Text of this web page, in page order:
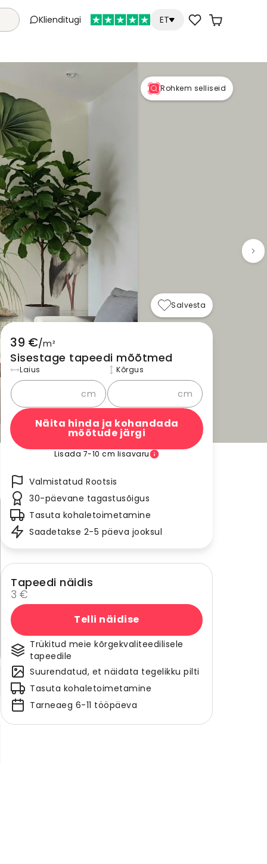
Klienditugi ET
Rohkem selliseid
Salvesta
39 €/m²
Sisestage tapeedi mõõtmed
Laius
cm
Kõrgus
cm
Näita hinda ja kohandada
mõõtude järgi
Lisada 7-10 cm lisavaru
Valmistatud Rootsis
30-päevane tagastusõigus
Tasuta kohaletoimetamine
Saadetakse 2-5 päeva jooksul
Tapeedi näidis
3 €
Telli näidise
Trükitud meie kõrgekvaliteedilisele
tapeedile
Suurendatud, et näidata tegelikku pilti
Tasuta kohaletoimetamine
Tarneaeg 6-11 tööpäeva